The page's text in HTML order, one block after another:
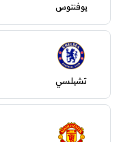
يوفنتوس
تشيلسي